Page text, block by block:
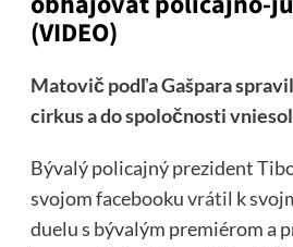
(VIDEO)
Matovič podľa Gašpara
cirkus a do spoločnosti
Bývalý policajný prezident
svojom facebookuvrátil k
duelu s bývalým premiérom a